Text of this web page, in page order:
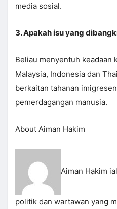
media sosial.
3. Apakah isu yang
Beliau menyentuh keadaan
Malaysia, Indonesia dan
berkaitan tahanan
pemerdagangan manusia.
About Aiman Hakim
Aiman Hakim
politik dan wartawan yang